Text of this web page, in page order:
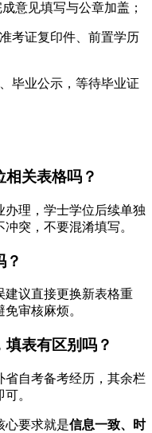
意见填写与公章加盖；
考证复印件、前置学历
毕业公示，等待毕业证
关表格吗？
理，学士学位后续单独
突，不要混淆填写。
？
建议直接更换新表格重
审核麻烦。
表有区别吗？
省自考备考经历，其余栏
。
心要求就是信息一致、时